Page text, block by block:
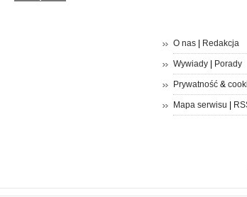
O nas| Redakcja
Wywiady| Porady
Prywatność&
Mapa serwisu